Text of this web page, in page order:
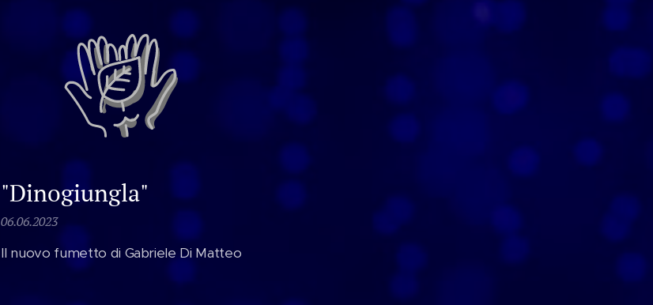
"Dinogiungla"
06.06.2023
Il nuovo fumetto di Gabriele Di Matteo